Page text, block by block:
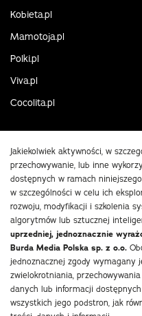
Kobieta.pl
Mamotoja.pl
Polki.pl
Viva.pl
Cocolita.pl
Jakiekolwiek aktywności, w
przechowywanie, lub inne
dostępnych w ramach
w szczególności w celu ich
rozwoju, modyfikacji i szkolenia
algorytmów lub sztucznej
uprzedniej, jednoznacznie
Burda Media Polska sp. z o.o.
jednoznacznej zgody wymagany
zwielokrotniania,
danych lub informacji
wszystkich jego podstron, jak